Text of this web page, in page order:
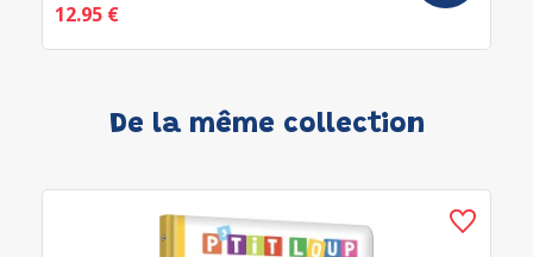
12.95 €
De la même collection